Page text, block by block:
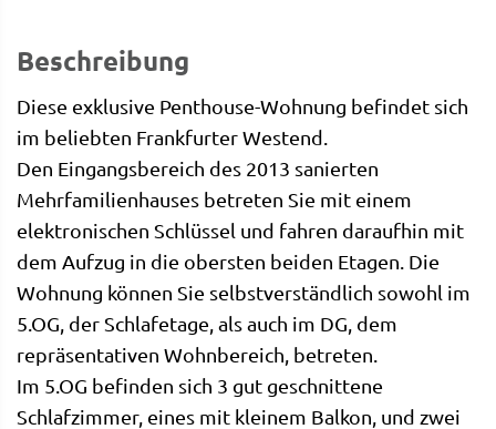
Beschreibung
Diese exklusive Penthouse-Wohnung befindet sich
im beliebten Frankfurter Westend.
Den Eingangsbereich des 2013 sanierten
Mehrfamilienhauses betreten Sie mit einem
elektronischen Schlüssel und fahren daraufhin mit
dem Aufzug in die obersten beiden Etagen. Die
Wohnung können Sie selbstverständlich sowohl im
5.OG, der Schlafetage, als auch im DG, dem
repräsentativen Wohnbereich, betreten.
Im 5.OG befinden sich 3 gut geschnittene
Schlafzimmer, eines mit kleinem Balkon, und zwei